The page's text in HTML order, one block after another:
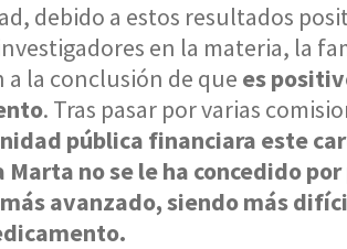
debido a estos resultados
en la materia, la
a la conclusión de que es
. Tras pasar por varias
pública financiara este
Marta no se le ha concedido
avanzado, siendo más